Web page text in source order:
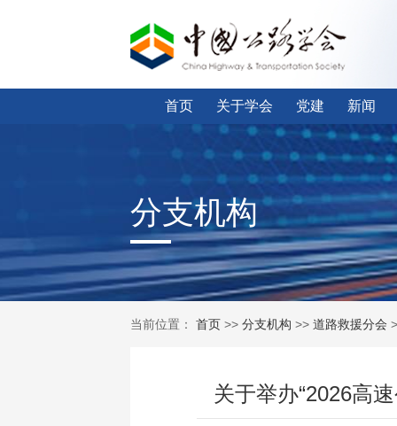
首页 关于学会 党建 新闻
分支机构
当前位置： 首页>> 分支机构 >> 道路救援分会
关于举办“2026高